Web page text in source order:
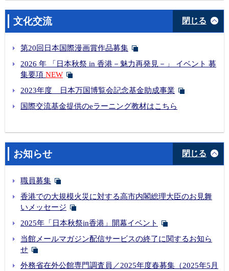
文化交流 閉じる
第20回日本国際漫画賞作品募集
2026 年 「日本秋祭 in 香港－魅力再発見－」 イベント 募
集要項 NEW
2023年度 日本万国博覧会記念基金助成事業
国際交流基金提供のeラーニング教材はこちら
お知らせ 閉じる
職員募集
香港での大規模火災に対する高市内閣総理大臣のお見舞
いメッセージ
2025年「日本秋祭in香港」開幕イベント
当館メールマガジン配信サービスの終了に関するお知ら
せ
外務省在外公館専門調査員／2025年度春募集（2025年5月